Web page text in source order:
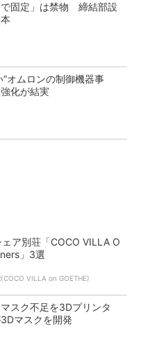
で固定」は禁物 締結部設
”オムロンの制御機器事
化が結実
ェア別荘「COCO VILLA O
」3選
VILLA on GOETHE)
スク不足を3Dプリンタ
マスクを開発